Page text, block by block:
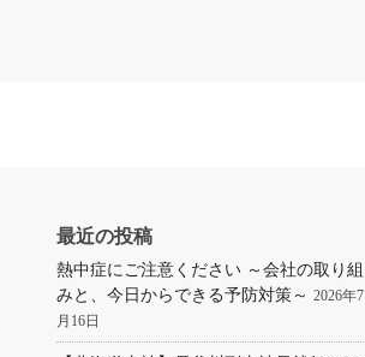
最近の投稿
熱中症にご注意ください ～会社の取り組
みと、今日からできる予防対策～ 2026年7
月16日